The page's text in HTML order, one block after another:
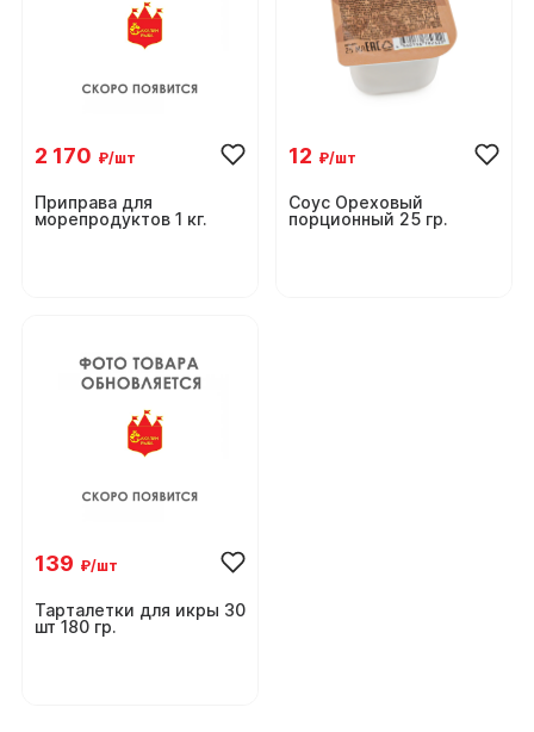
2 170 ₽/шт
Приправа для
морепродуктов 1 кг.
12 ₽/шт
Соус Ореховый
порционный 25 гр.
139 ₽/шт
Тарталетки для икры 30
шт 180 гр.